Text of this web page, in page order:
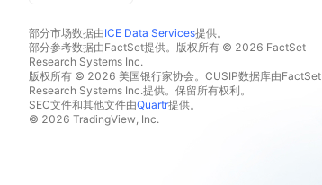
部分市场数据由ICE Data Services提供。
部分参考数据由FactSet提供。版权所有 © 2026 FactSet
Research Systems Inc.
版权所有 © 2026 美国银行家协会。CUSIP数据库由FactSet
Research Systems Inc.提供。保留所有权利。
SEC文件和其他文件由Quartr提供。
© 2026 TradingView, Inc.